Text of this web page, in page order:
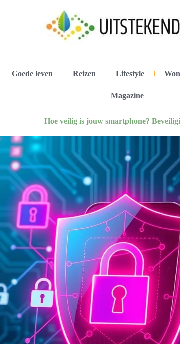
Goede leven Reizen Lifestyle
Magazine
Hoe veilig is jouw smartphone?